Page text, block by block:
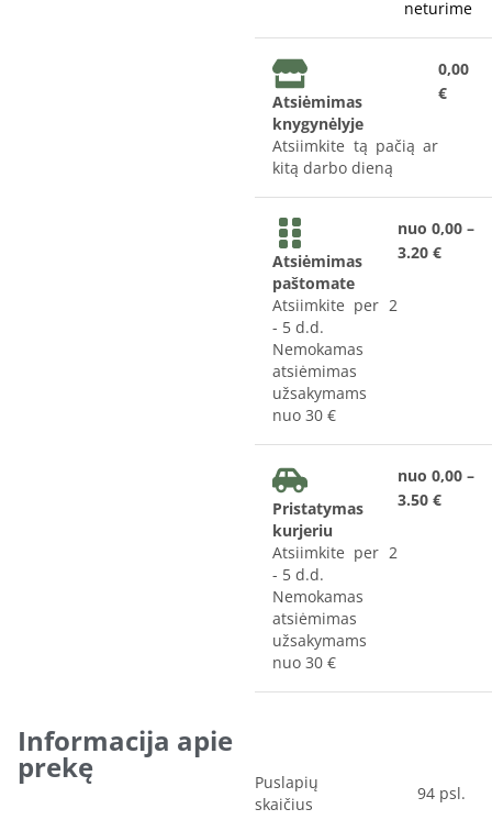
neturime
Atsiėmimas
knygynėlyje
Atsiimkite tą pačią ar
kitą darbo dieną
0,00
€
Atsiėmimas
paštomate
Atsiimkite per 2
- 5 d.d.
Nemokamas
atsiėmimas
užsakymams
nuo 30 €
nuo 0,00 –
3.20 €
Pristatymas
kurjeriu
Atsiimkite per 2
- 5 d.d.
Nemokamas
atsiėmimas
užsakymams
nuo 30 €
nuo 0,00 –
3.50 €
Informacija apie
prekę
Puslapių
skaičius
94 psl.